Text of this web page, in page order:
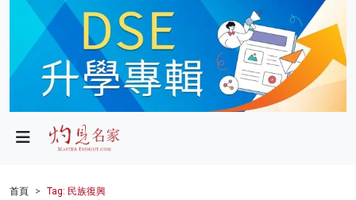
政局
財經
首頁 Tag: 民族復興